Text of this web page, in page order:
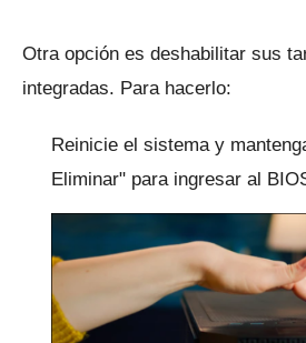
Otra opción es deshabilitar sus
integradas. Para hacerlo:
Reinicie el sistema y
Eliminar" para ingresar al